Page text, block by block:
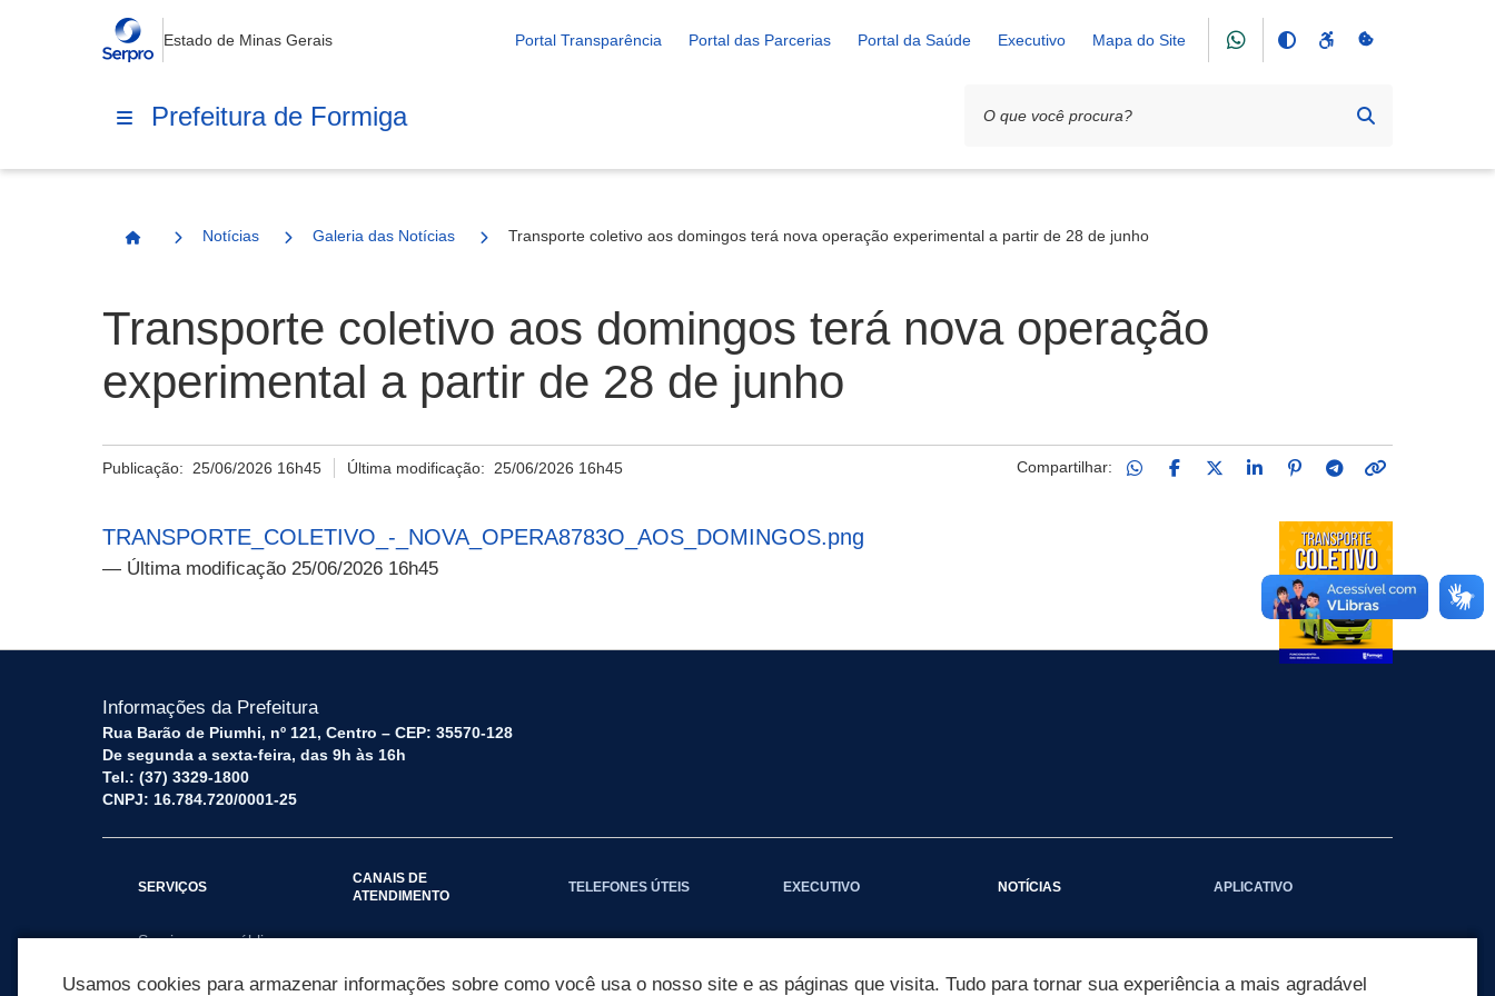
Estado de Minas Gerais Portal Transparência Portal das Parcerias Portal da Saúde Executivo Mapa do Site
Prefeitura de Formiga
Página Inicial
Notícias Galeria das Notícias Transporte coletivo aos domingos terá nova operação experimental a partir de 28 de junho
Transporte coletivo aos domingos terá nova operação
experimental a partir de 28 de junho
Publicação: 25/06/2026 16h45 Última modificação: 25/06/2026 16h45 Compartilhar:
TRANSPORTE_COLETIVO_-_NOVA_OPERA8783O_AOS_DOMINGOS.png
— Última modificação 25/06/2026 16h45
Informações da Prefeitura
Rua Barão de Piumhi, nº 121, Centro – CEP: 35570-128
De segunda a sexta-feira, das 9h às 16h
Tel.: (37) 3329-1800
CNPJ: 16.784.720/0001-25
SERVIÇOS
Serviços por público
CANAIS DE
ATENDIMENTO
TELEFONES ÚTEIS EXECUTIVO NOTÍCIAS APLICATIVO
Usamos cookies para armazenar informações sobre como você usa o nosso site e as páginas que visita. Tudo para tornar sua experiência a mais agradável